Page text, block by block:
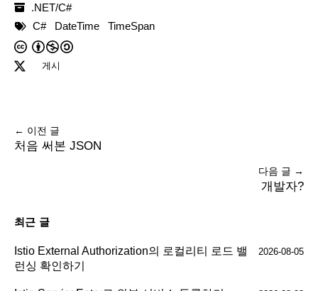
.NET/C#
C#
DateTime TimeSpan
게시
← 이전 글
처음 써본 JSON
다음 글 →
개발자?
최근 글
Istio External Authorization의 로컬리티 로드 밸
런싱 확인하기
2026-08-05